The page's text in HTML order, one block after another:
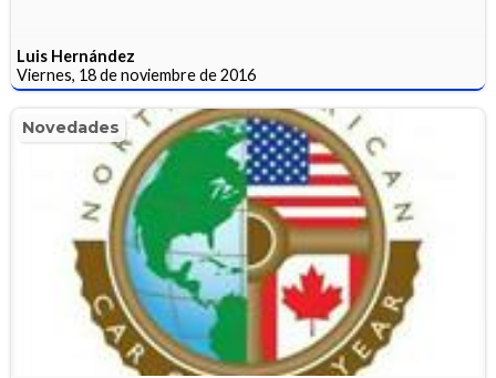
Luis Hernández
Viernes, 18 de noviembre de 2016
Novedades